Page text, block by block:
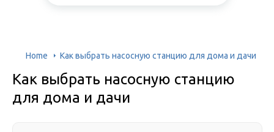
Home Как выбрать насосную станцию для дома и дачи
Как выбрать насосную станцию
для дома и дачи